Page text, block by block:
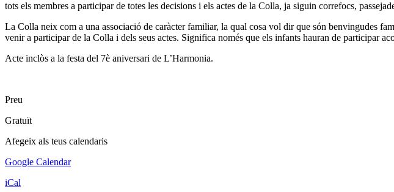
tots els membres a participar de totes les decisions i els actes de la Colla, ja siguin correfocs,
La Colla neix com a una associació de caràcter familiar, la qual cosa vol dir que són benvingudes
venir a participar de la Colla i dels seus actes. Significa només que els infants hauran de participar
Acte inclòs a la festa del 7è aniversari de L’Harmonia.
Preu
Gratuït
Afegeix als teus calendaris
Google Calendar
iCal